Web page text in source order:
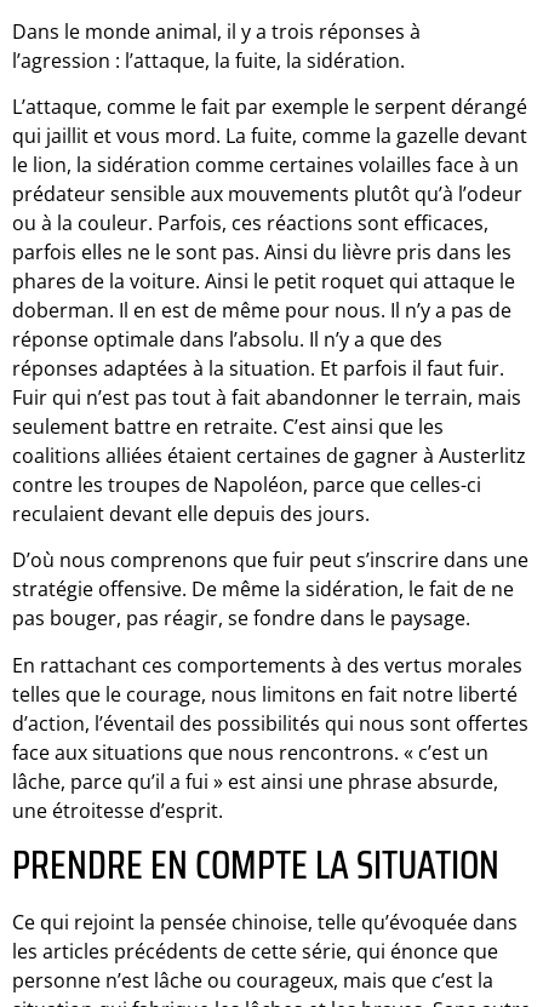
Dans le monde animal, il y a trois réponses à
l’agression : l’attaque, la fuite, la sidération.
L’attaque, comme le fait par exemple le serpent dérangé
qui jaillit et vous mord. La fuite, comme la gazelle devant
le lion, la sidération comme certaines volailles face à un
prédateur sensible aux mouvements plutôt qu’à l’odeur
ou à la couleur. Parfois, ces réactions sont efficaces,
parfois elles ne le sont pas. Ainsi du lièvre pris dans les
phares de la voiture. Ainsi le petit roquet qui attaque le
doberman. Il en est de même pour nous. Il n’y a pas de
réponse optimale dans l’absolu. Il n’y a que des
réponses adaptées à la situation. Et parfois il faut fuir.
Fuir qui n’est pas tout à fait abandonner le terrain, mais
seulement battre en retraite. C’est ainsi que les
coalitions alliées étaient certaines de gagner à Austerlitz
contre les troupes de Napoléon, parce que celles-ci
reculaient devant elle depuis des jours.
D’où nous comprenons que fuir peut s’inscrire dans une
stratégie offensive. De même la sidération, le fait de ne
pas bouger, pas réagir, se fondre dans le paysage.
En rattachant ces comportements à des vertus morales
telles que le courage, nous limitons en fait notre liberté
d’action, l’éventail des possibilités qui nous sont offertes
face aux situations que nous rencontrons. « c’est un
lâche, parce qu’il a fui » est ainsi une phrase absurde,
une étroitesse d’esprit.
PRENDRE EN COMPTE LA SITUATION
Ce qui rejoint la pensée chinoise, telle qu’évoquée dans
les articles précédents de cette série, qui énonce que
personne n’est lâche ou courageux, mais que c’est la